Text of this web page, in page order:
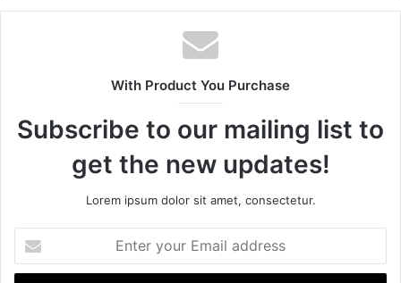
With Product You Purchase
Subscribe to our mailing list to
get the new updates!
Lorem ipsum dolor sit amet, consectetur.
t